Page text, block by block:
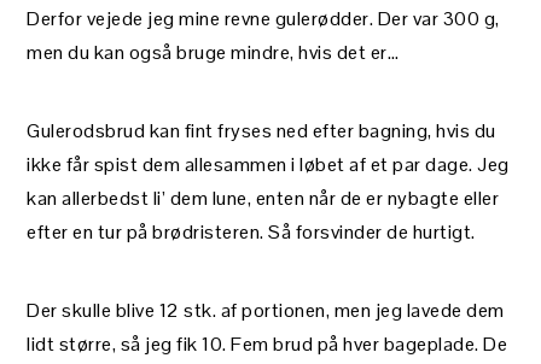
Derfor vejede jeg mine revne gulerødder. Der var 300 g,
men du kan også bruge mindre, hvis det er…
Gulerodsbrud kan fint fryses ned efter bagning, hvis du
ikke får spist dem allesammen i løbet af et par dage. Jeg
kan allerbedst li’ dem lune, enten når de er nybagte eller
efter en tur på brødristeren. Så forsvinder de hurtigt.
Der skulle blive 12 stk. af portionen, men jeg lavede dem
lidt større, så jeg fik 10. Fem brud på hver bageplade. De